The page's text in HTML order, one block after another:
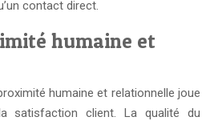
contact direct.
humaine et
humaine et relationnelle joue
satisfaction client. La qualité du